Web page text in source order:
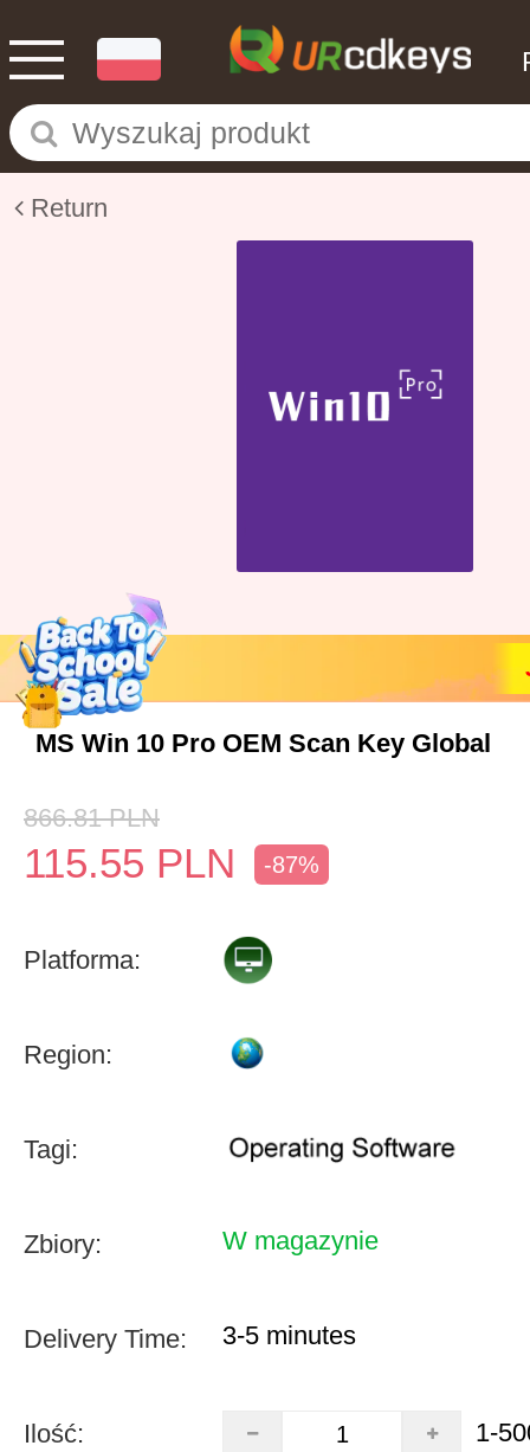
Return
MS Win 10 Pro OEM Scan Key Global
866.81 PLN
115.55 PLN -87%
Platforma:
Region:
Tagi:
Zbiory: W magazynie
Delivery Time: 3-5 minutes
Ilość: 1-